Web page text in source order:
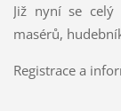
Již nyní se celý
masérů,
Registrace a